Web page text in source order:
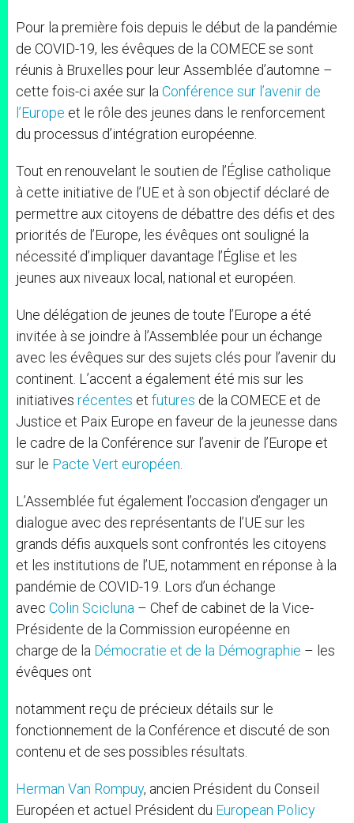
Pour la première fois depuis le début de la pandémie
de COVID-19, les évêques de la COMECE se sont
réunis à Bruxelles pour leur Assemblée d’automne –
cette fois-ci axée sur laConférence sur l’avenir de
l’Europe et le rôle des jeunes dans le renforcement
du processus d’intégration européenne.
Tout en renouvelant le soutien de l’Église catholique
à cette initiative de l’UE et à son objectif déclaré de
permettre aux citoyens de débattre des défis et des
priorités de l’Europe, les évêques ont souligné la
nécessité d’impliquer davantage l’Église et les
jeunes aux niveaux local, national et européen.
Une délégation de jeunes de toute l’Europe a été
invitée à se joindre à l’Assemblée pour un échange
avec les évêques sur des sujets clés pour l’avenir du
continent. L’accent a également été mis sur les
initiatives récentes et futures de la COMECE et de
Justice et Paix Europe en faveur de la jeunesse dans
le cadre de la Conférence sur l’avenir de l’Europe et
sur le Pacte Vert européen.
L’Assemblée fut également l’occasion d’engager un
dialogue avec des représentants de l’UE sur les
grands défis auxquels sont confrontés les citoyens
et les institutions de l’UE, notamment en réponse à la
pandémie de COVID-19. Lors d’un échange
avec Colin Scicluna – Chef de cabinet de la Vice-
Présidente de la Commission européenne en
charge de la Démocratie et de la Démographie – les
évêques ont
notamment reçu de précieux détails sur le
fonctionnement de la Conférence et discuté de son
contenu et de ses possibles résultats.
Herman Van Rompuy, ancien Président du Conseil
Européen et actuel Président du European Policy